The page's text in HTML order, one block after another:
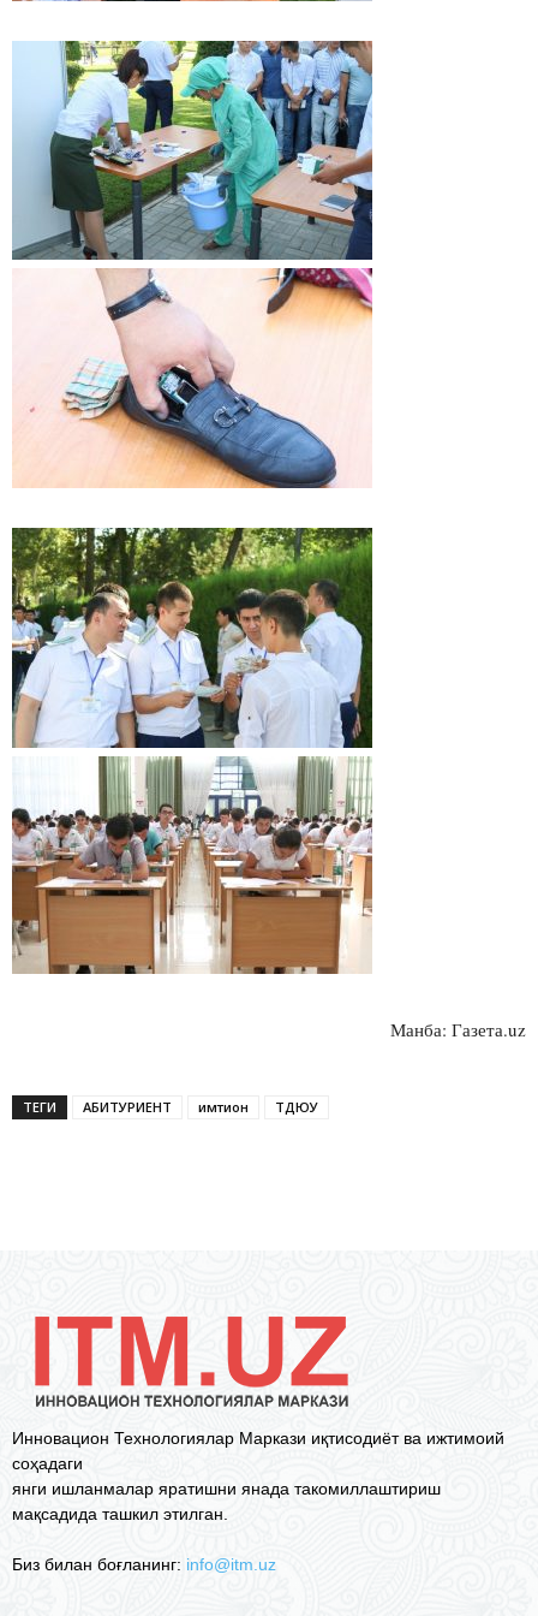
Манба: Газета.uz
ТЕГИ АБИТУРИЕНТ имтиҳон ТДЮУ
Инновацион Технологиялар Маркази иқтисодиёт ва ижтимоий
соҳадаги
янги ишланмалар яратишни янада такомиллаштириш
мақсадида ташкил этилган.
Биз билан боғланинг: info@itm.uz